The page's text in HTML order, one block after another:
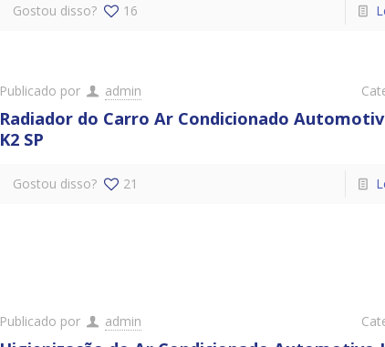
Gostou disso? 16
Publicado por admin
Radiador do Carro Ar Condicionado
K2 SP
Gostou disso? 21
Publicado por admin